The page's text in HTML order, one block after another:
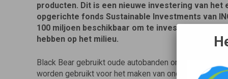
producten. Dit is een nieuwe investering van het
opgerichte fonds Sustainable Investments van
100 miljoen beschikbaar om te investeren in
hebben op het milieu.
Black Bear gebruikt oude autobanden om carbon
worden gebruikt voor het maken van onder meer